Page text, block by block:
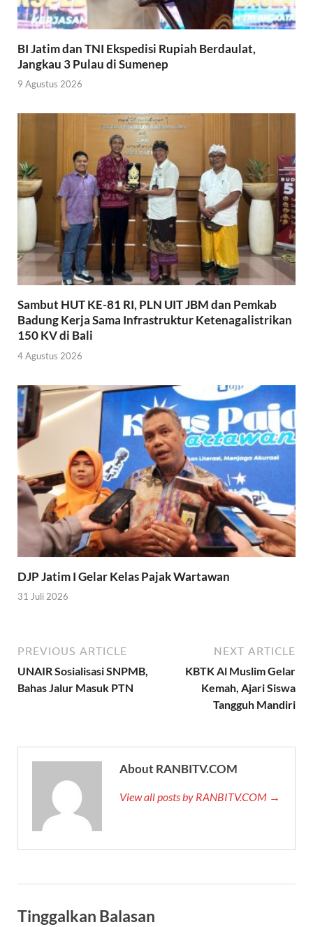
BI Jatim dan TNI Ekspedisi Rupiah Berdaulat,
Jangkau 3 Pulau di Sumenep
9 Agustus 2026
Sambut HUT KE-81 RI, PLN UIT JBM dan Pemkab
Badung Kerja Sama Infrastruktur Ketenagalistrikan
150 KV di Bali
4 Agustus 2026
DJP Jatim I Gelar Kelas Pajak Wartawan
31 Juli 2026
PREVIOUS ARTICLE
UNAIR Sosialisasi SNPMB,
Bahas Jalur Masuk PTN
NEXT ARTICLE
KBTK Al Muslim Gelar
Kemah, Ajari Siswa
Tangguh Mandiri
About RANBITV.COM
View all posts by RANBITV.COM →
Tinggalkan Balasan